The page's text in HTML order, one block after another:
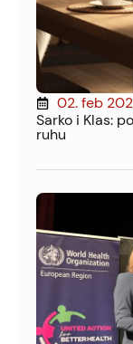
02. feb
Sarko i Klas:
ruhu